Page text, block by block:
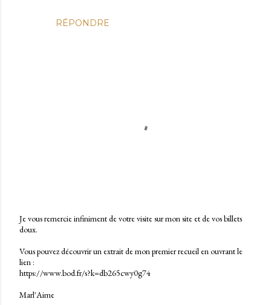
RÉPONDRE
E
r
e
g
s
Je vous remercie infiniment de votre visite sur mon site et de vos billets
doux.
Vous pouvez découvrir un extrait de mon premier recueil en ouvrant le
lien :
https://www.bod.fr/s?k=db265cwy0g74
Marl'Aime